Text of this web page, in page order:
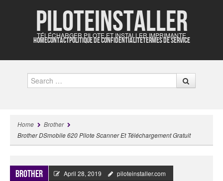
Piloteinstaller
TÉLÉCHARGER PILOTE ET INSTALLER IMPRIMANTE
HOMECONTACTPOLITIQUE DE CONFIDENTIALITÉTERMES DE SERVICE
Search
Home
Brother
Brother DSmobile 620 Pilote Scanner Et Téléchargement Gratuit
Brother April 28, 2019 piloteinstaller.com